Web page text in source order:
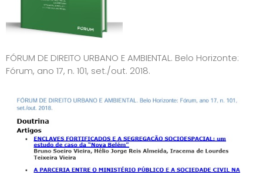
FÓRUM DE DIREITO URBANO E AMBIENTAL. Belo Horizonte:
Fórum, ano 17, n. 101, set./out. 2018.